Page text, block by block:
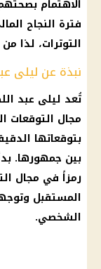
الاهتمام
فترة النجاح
التوترات، لذا
نبذة عن ليلى
تُعد ليلى عبد
مجال التوقعات
بتوقعاتها
بين جمهورها.
رمزاً في مجال
المستقبل
الشخصي.